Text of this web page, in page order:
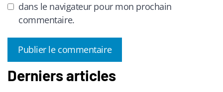
dans le navigateur pour mon prochain
commentaire.
A
Derniers articles